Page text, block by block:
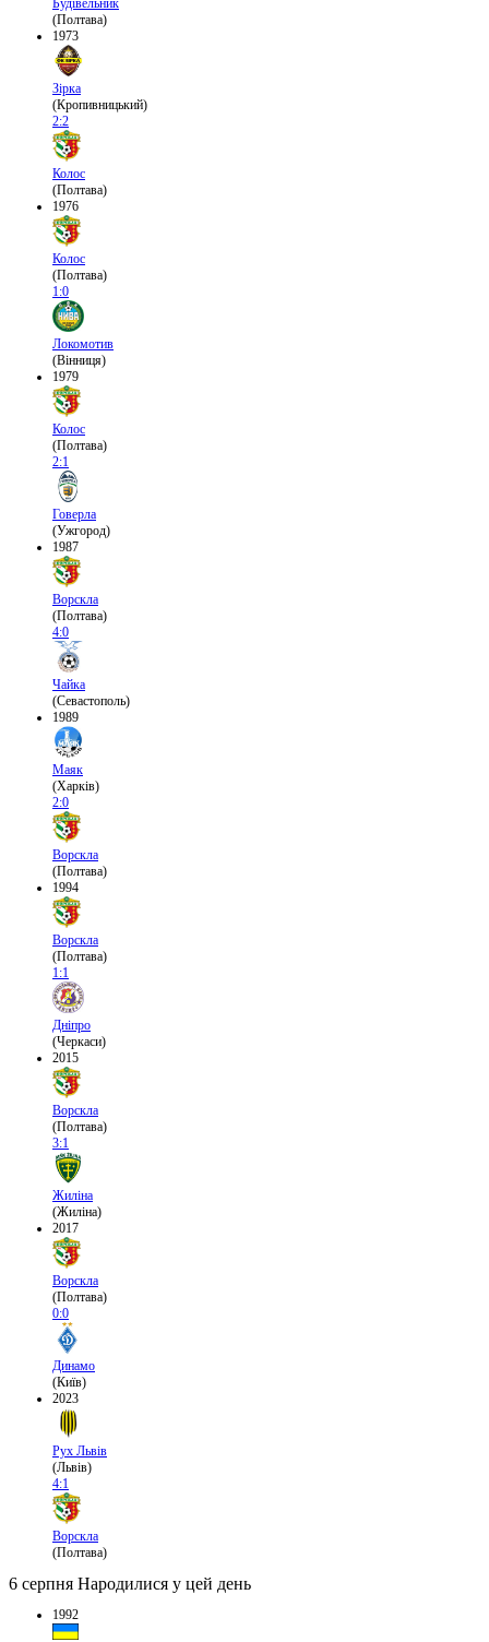
Будівельник
(Полтава)
1973
Зірка
(Кропивницький)
2:2
Колос
(Полтава)
1976
Колос
(Полтава)
1:0
Локомотив
(Вінниця)
1979
Колос
(Полтава)
2:1
Говерла
(Ужгород)
1987
Ворскла
(Полтава)
4:0
Чайка
(Севастополь)
1989
Маяк
(Харків)
2:0
Ворскла
(Полтава)
1994
Ворскла
(Полтава)
1:1
Дніпро
(Черкаси)
2015
Ворскла
(Полтава)
3:1
Жиліна
(Жиліна)
2017
Ворскла
(Полтава)
0:0
Динамо
(Київ)
2023
Рух Львів
(Львів)
4:1
Ворскла
(Полтава)
6 серпня Народилися у цей день
1992